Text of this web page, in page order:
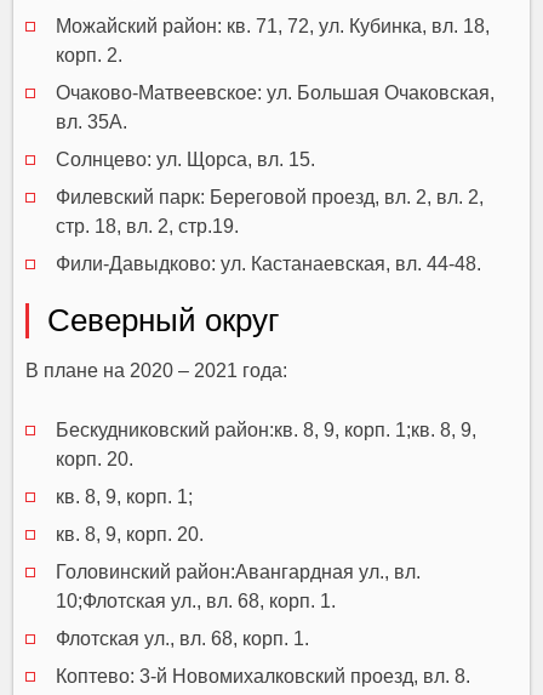
Можайский район: кв. 71, 72, ул. Кубинка, вл. 18,
корп. 2.
Очаково-Матвеевское: ул. Большая Очаковская,
вл. 35А.
Солнцево: ул. Щорса, вл. 15.
Филевский парк: Береговой проезд, вл. 2, вл. 2,
стр. 18, вл. 2, стр.19.
Фили-Давыдково: ул. Кастанаевская, вл. 44-48.
Северный округ
В плане на 2020 – 2021 года:
Бескудниковский район:кв. 8, 9, корп. 1;кв. 8, 9,
корп. 20.
кв. 8, 9, корп. 1;
кв. 8, 9, корп. 20.
Головинский район:Авангардная ул., вл.
10;Флотская ул., вл. 68, корп. 1.
Флотская ул., вл. 68, корп. 1.
Коптево: 3-й Новомихалковский проезд, вл. 8.